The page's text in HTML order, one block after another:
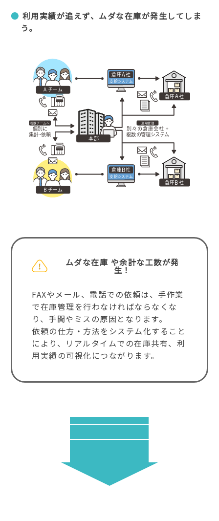
利用実績が追えず、ムダな在庫が発生してしま
う。
ムダな在庫 や余計な工数が発
生！
FAXやメール、電話での依頼は、手作業
で在庫管理を行わなければならなくな
り、手間やミスの原因となります。
依頼の仕方・方法をシステム化すること
により、リアルタイムでの在庫共有、利
用実績の可視化につながります。